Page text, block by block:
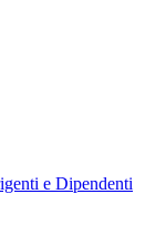
e Dipendenti